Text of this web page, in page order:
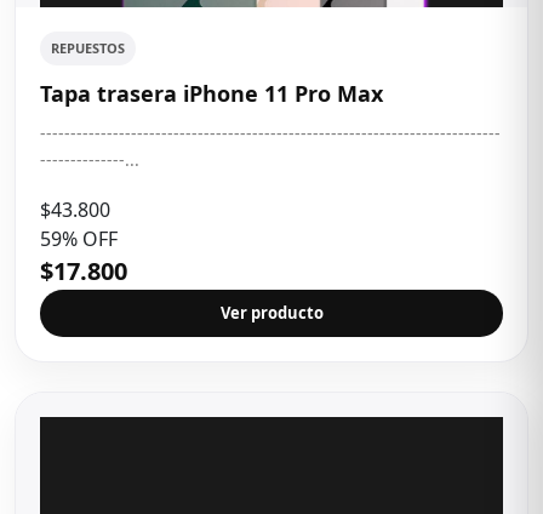
REPUESTOS
Tapa trasera iPhone 11 Pro Max
----------------------------------------------------------------------------
--------------...
$43.800
59% OFF
$17.800
Ver producto